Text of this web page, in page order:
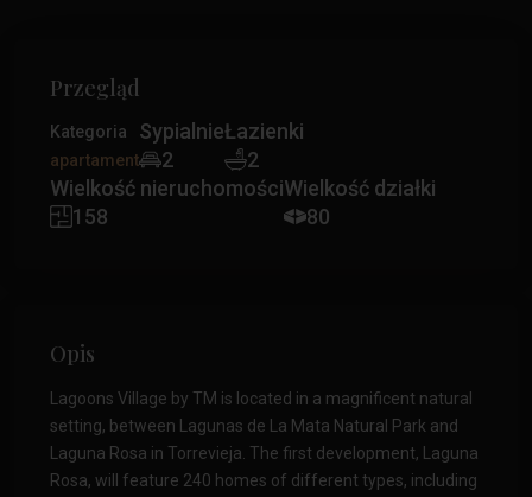
Przegląd
Kategoria
apartament
Sypialnie
2
Łazienki
2
Wielkość nieruchomości
158
Wielkość działki
80
Opis
Lagoons Village by TM is located in a magnificent natural
setting, between Lagunas de La Mata Natural Park and
Laguna Rosa in Torrevieja. The first development, Laguna
Rosa, will feature 240 homes of different types, including